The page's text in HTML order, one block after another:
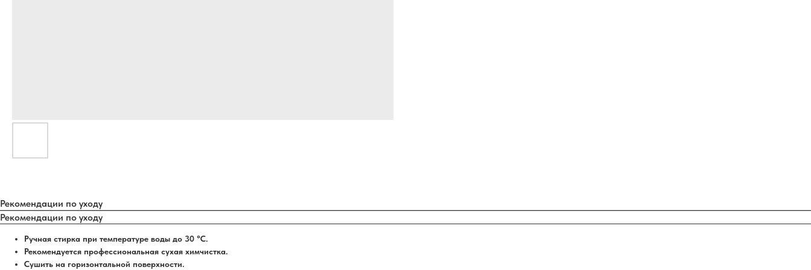
Рекомендации по уходу
Рекомендации по уходу
Ручная стирка при температуре воды до 30 °C.
Рекомендуется профессиональная сухая химчистка.
Сушить на горизонтальной поверхности.